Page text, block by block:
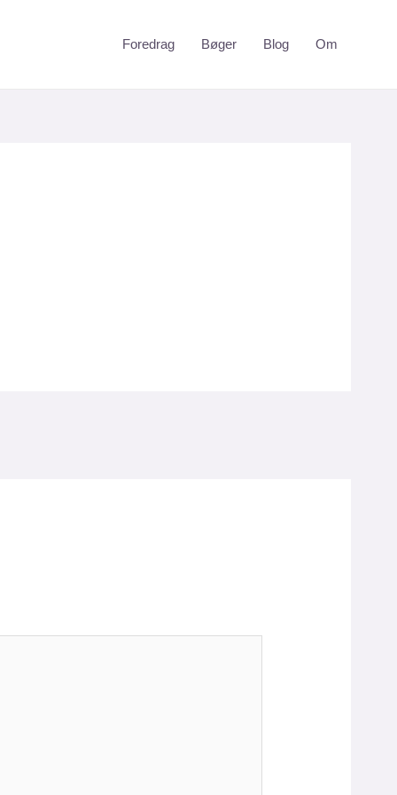
Foredrag Bøger Blog Om